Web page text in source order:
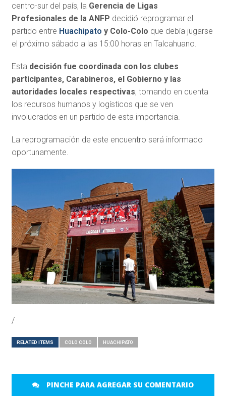
centro-sur del país, la Gerencia de Ligas
Profesionales de la ANFP decidió reprogramar el
partido entre Huachipato y Colo-Colo que debía jugarse
el próximo sábado a las 15:00 horas en Talcahuano.
Esta decisión fue coordinada con los clubes
participantes, Carabineros, el Gobierno y las
autoridades locales respectivas, tomando en cuenta
los recursos humanos y logísticos que se ven
involucrados en un partido de esta importancia.
La reprogramación de este encuentro será informado
oportunamente.
/
RELATED ITEMS COLO COLO HUACHIPATO
PINCHE PARA AGREGAR SU COMENTARIO